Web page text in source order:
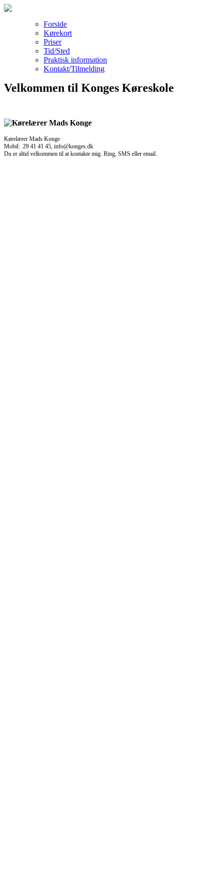
Forside
Kørekort
Priser
Tid/Sted
Praktisk information
Kontakt/Tilmelding
Velkommen til Konges Køreskole
Kørelærer Mads Konge
Mobil: 29 41 41 45, info@konges.dk
Du er altid velkommen til at kontakte mig. Ring, SMS eller email.